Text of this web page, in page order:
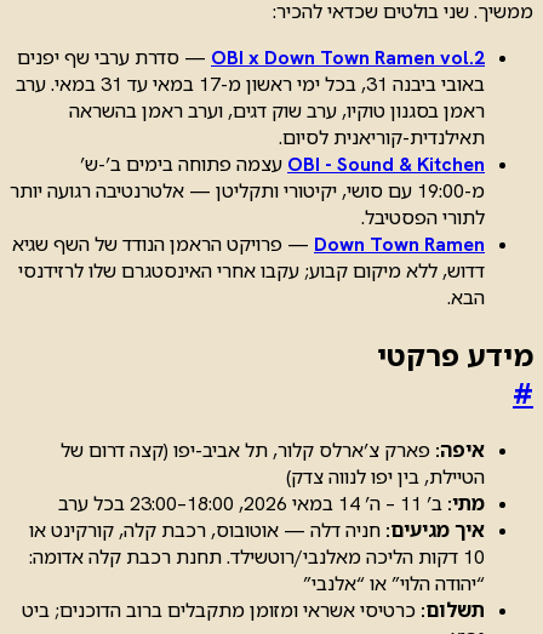
ממשיך. שני בולטים שכדאי להכיר:
OBI x Down Town Ramen vol.2 — סדרת ערבי שף יפנים
באובי ביבנה 31, בכל ימי ראשון מ-17 במאי עד 31 במאי. ערב
ראמן בסגנון טוקיו, ערב שוק דגים, וערב ראמן בהשראה
תאילנדית-קוריאנית לסיום.
OBI - Sound & Kitchen עצמה פתוחה בימים ב’-ש’
מ-19:00 עם סושי, יקיטורי ותקליטן — אלטרנטיבה רגועה יותר
לתורי הפסטיבל.
Down Town Ramen — פרויקט הראמן הנודד של השף שגיא
דדוש, ללא מיקום קבוע; עקבו אחרי האינסטגרם שלו לרזידנסי
הבא.
מידע פרקטי
#
איפה: פארק צ’ארלס קלור, תל אביב-יפו (קצה דרום של
הטיילת, בין יפו לנווה צדק)
מתי: ב’ 11 – ה’ 14 במאי 2026, 18:00–23:00 בכל ערב
איך מגיעים: חניה דלה — אוטובוס, רכבת קלה, קורקינט או
10 דקות הליכה מאלנבי/רוטשילד. תחנת רכבת קלה אדומה:
“יהודה הלוי” או “אלנבי”
תשלום: כרטיסי אשראי ומזומן מתקבלים ברוב הדוכנים; ביט